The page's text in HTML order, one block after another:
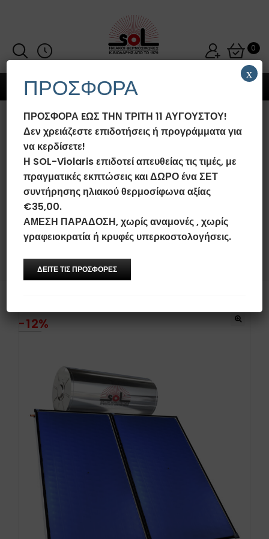
0
MENU
ΗΛΙΑΚΌΣ ΘΕΡΜΟΣΊΦΩΝΑΣ SOL-
VIOLARIS 160LT/3.10M²
GLASS/INOX EXCLUSIVE
ΕΠΙΛΕΚΤΙΚΌΣ ΤΙΤΑΝΊΟΥ FULL
PLATE (ΔΙΠΛΌ ΠΆΝΕΛ) NAVI
ΤΡΙΠΛΉΣ ΕΝΈΡΓΕΙΑΣ
Αρχική σελίδα /Ηλιακοί Θερμοσίφωνες SOL-Violaris Glass/Inox
Ηλιακοί Θερμοσίφωνες SOL-Violaris 160L Glass/Inox
Exclusive/Ηλιακός Θερμοσίφωνας SOL-Violaris 160lt/3.10m²
Πάνελ) NAVI Τριπλής Ενέργειας
-12%
ΠΡΟΣΦΟΡΑ
ΠΡΟΣΦΟΡΑ EΩΣ ΤΗΝ ΤΡΙΤΗ 11 ΑΥΓΟΥΣΤΟΥ!
Δεν χρειάζεστε επιδοτήσεις ή προγράμματα για
να κερδίσετε!
Η SOL-Violaris επιδοτεί απευθείας τις τιμές, με
πραγματικές εκπτώσεις και ΔΩΡΟ ένα ΣΕΤ
συντήρησης ηλιακού θερμοσίφωνα αξίας
€35,00.
ΑΜΕΣΗ ΠΑΡΑΔΟΣΗ, χωρίς αναμονές , χωρίς
γραφειοκρατία ή κρυφές υπερκοστολογήσεις.
ΔΕΙΤΕ ΤΙΣ ΠΡΟΣΦΟΡΕΣ
x